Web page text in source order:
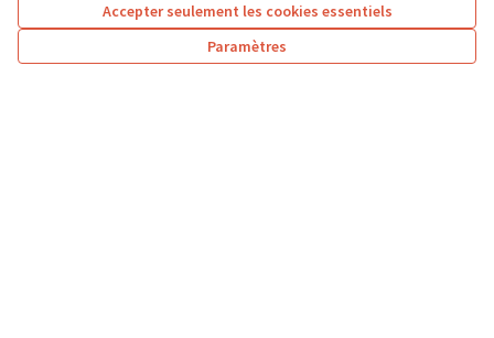
Accepter seulement les cookies essentiels
Paramètres
Résultats par page : 100